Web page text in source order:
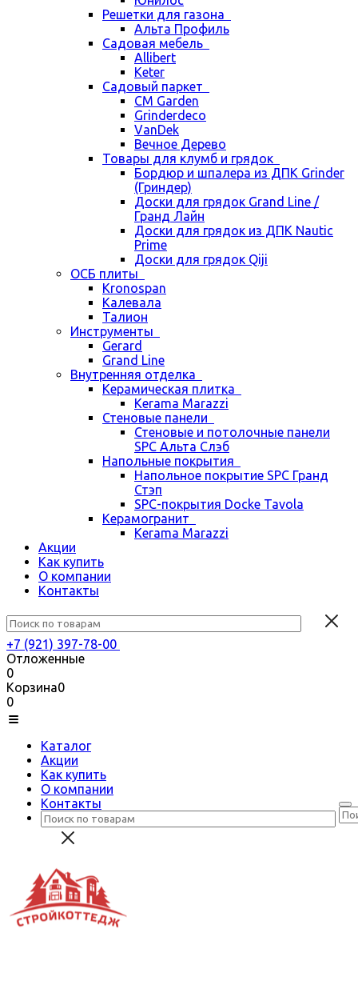
Решетки для газона
Альта Профиль
Садовая мебель
Allibert
Keter
Садовый паркет
CM Garden
Grinderdeco
VanDek
Вечное Дерево
Товары для клумб и грядок
Бордюр и шпалера из ДПК Grinder
(Гриндер)
Доски для грядок Grand Line /
Гранд Лайн
Доски для грядок из ДПК Nautic
Prime
Доски для грядок Qiji
ОСБ плиты
Kronospan
Калевала
Талион
Инструменты
Gerard
Grand Line
Внутренняя отделка
Керамическая плитка
Kerama Marazzi
Стеновые панели
Стеновые и потолочные панели
SPC Альта Слэб
Напольные покрытия
Напольное покрытие SPC Гранд
Стэп
SPC-покрытия Docke Tavola
Керамогранит
Kerama Marazzi
Акции
Как купить
О компании
Контакты
+7 (921) 397-78-00
Отложенные
0
Корзина0
0
Каталог
Акции
Как купить
О компании
Контакты